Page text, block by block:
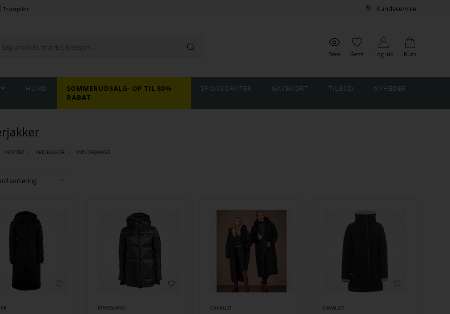
Trustpilot Kundeservice
Sete Gemt Log ind Kurv
HUND
SOMMERUDSALG- OP TIL 80%
RABAT
SPONSORATER GAVEKORT TILBUD NYHEDER
>RYTTER >RIDEJAKKER >VINTERJAKKER
KINGSLAND CAVALLO CAVALLO